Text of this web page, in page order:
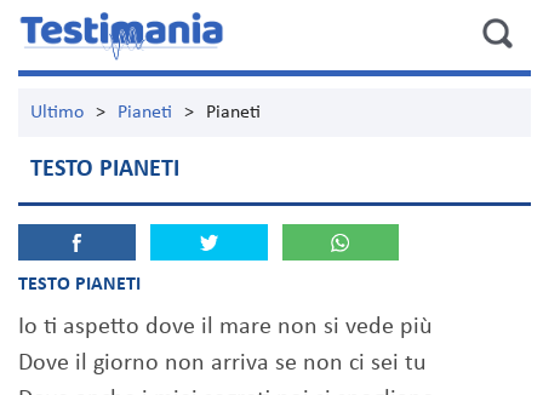
Ultimo > Pianeti > Pianeti
TESTO PIANETI
TESTO PIANETI
Io ti aspetto dove il mare non si vede più
Dove il giorno non arriva se non ci sei tu